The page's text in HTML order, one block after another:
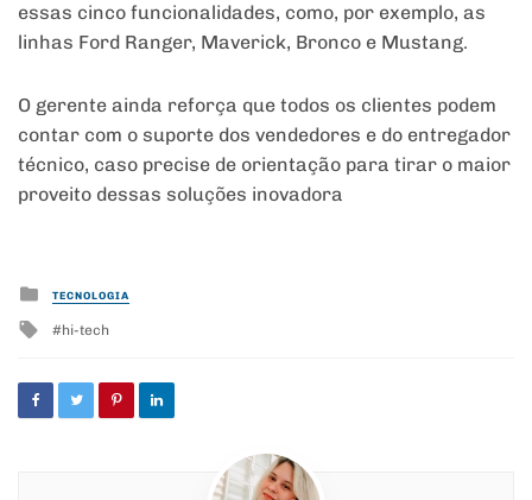
essas cinco funcionalidades, como, por exemplo, as
linhas Ford Ranger, Maverick, Bronco e Mustang.
O gerente ainda reforça que todos os clientes podem
contar com o suporte dos vendedores e do entregador
técnico, caso precise de orientação para tirar o maior
proveito dessas soluções inovadora
Posted
in
TECNOLOGIA
Tagged
hi-tech